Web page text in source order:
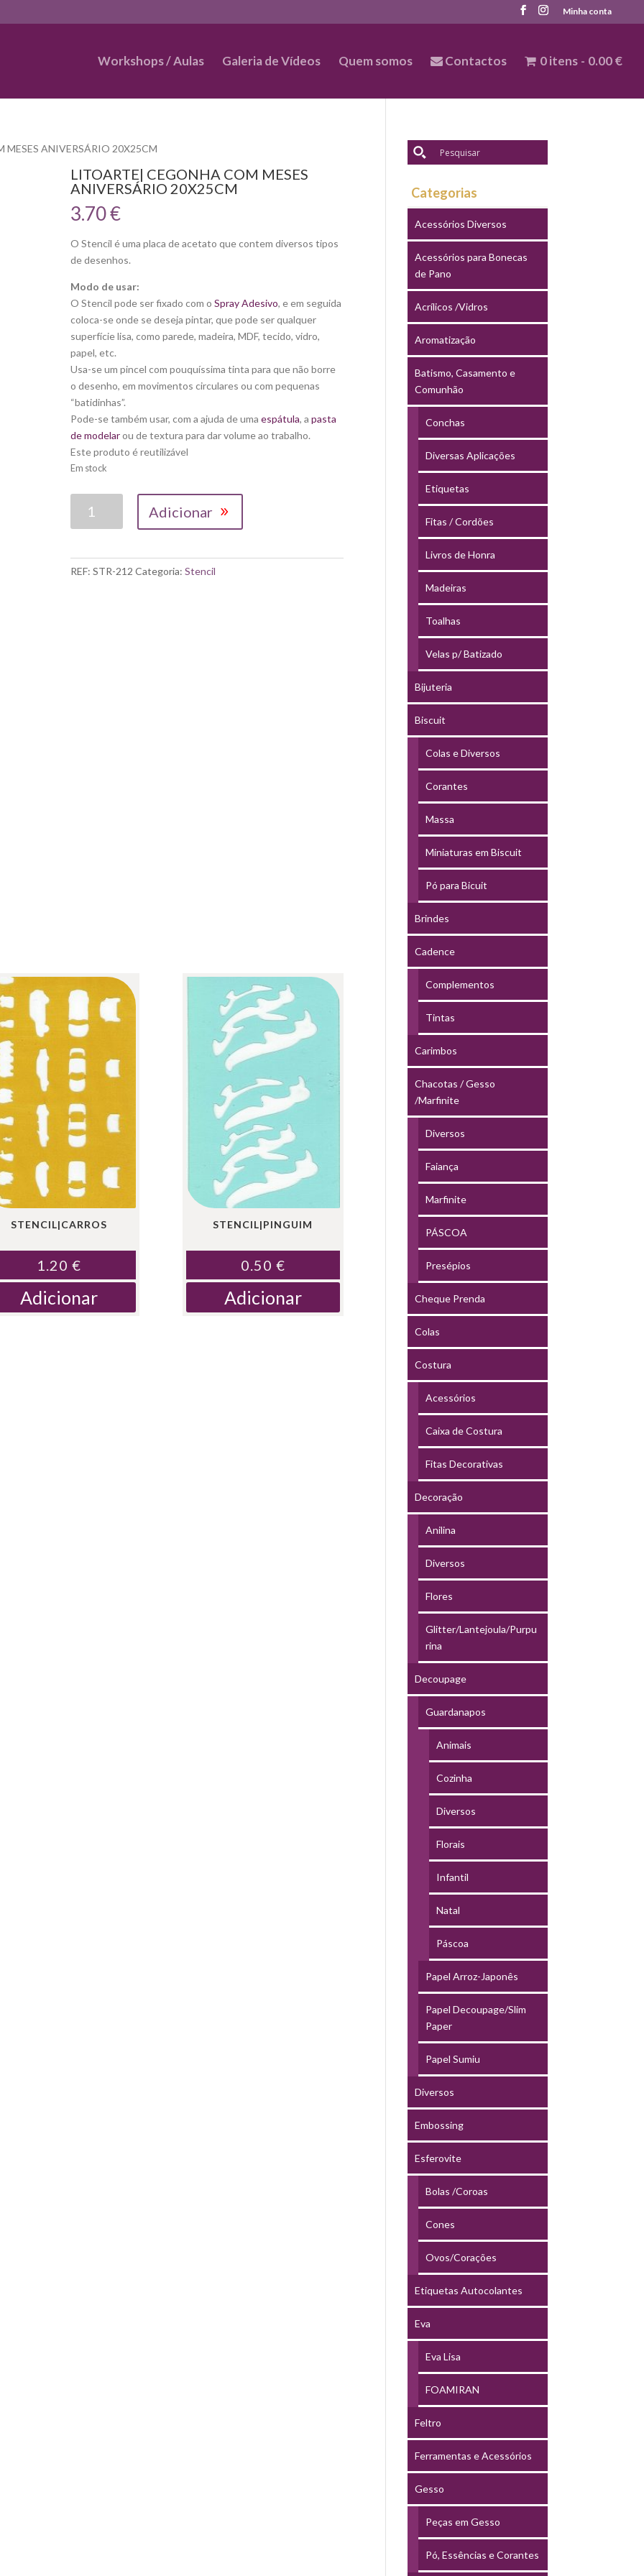
Minha conta
Workshops / Aulas Galeria de Vídeos Quem somos Contactos 0 itens 0.00 €
ANIVERSÁRIO 20X25CM
LITOARTE| CEGONHA COM MESES
ANIVERSÁRIO 20X25CM
3.70€
O Stencil é uma placa de acetato que contem diversos tipos
de desenhos.
Modo de usar:
O Stencil pode ser fixado com oSpray Adesivo, e em seguida
coloca-se onde se deseja pintar, que pode ser qualquer
superfície lisa, como parede, madeira, MDF, tecido, vidro,
papel, etc.
Usa-se um pincel com pouquíssima tinta para que não borre
o desenho, em movimentos circulares ou com pequenas
“batidinhas”.
Pode-se também usar, com a ajuda de umaespátula, apasta
de modelarou de textura para dar volume ao trabalho.
Este produto é reutilizável
Em stock
COM
Adicionar
REF:STR-212 Categoria:Stencil
STENCIL|CARROS
1.20€
Adicionar
STENCIL|PINGUIM
0.50 €
Adicionar
Categorias
Acessórios Diversos
Acessórios para Bonecas
de Pano
Acrílicos /Vidros
Aromatização
Batismo, Casamento e
Comunhão
Conchas
Diversas Aplicações
Etiquetas
Fitas / Cordões
Livros de Honra
Madeiras
Toalhas
Velas p/ Batizado
Bijuteria
Biscuit
Colas e Diversos
Corantes
Massa
Miniaturas em Biscuit
Pó para Bicuit
Brindes
Cadence
Complementos
Tintas
Carimbos
Chacotas / Gesso
/Marfinite
Diversos
Faiança
Marfinite
PÁSCOA
Presépios
Cheque Prenda
Colas
Costura
Acessórios
Caixa de Costura
Fitas Decorativas
Decoração
Anilina
Diversos
Flores
Glitter/Lantejoula/Purpu
rina
Decoupage
Guardanapos
Animais
Cozinha
Diversos
Florais
Infantil
Natal
Páscoa
Papel Arroz-Japonês
Papel Decoupage/Slim
Paper
Papel Sumiu
Diversos
Embossing
Esferovite
Bolas /Coroas
Cones
Ovos/Corações
Etiquetas Autocolantes
Eva
Eva Lisa
FOAMIRAN
Feltro
Ferramentas e Acessórios
Gesso
Peças em Gesso
Pó, Essências e Corantes